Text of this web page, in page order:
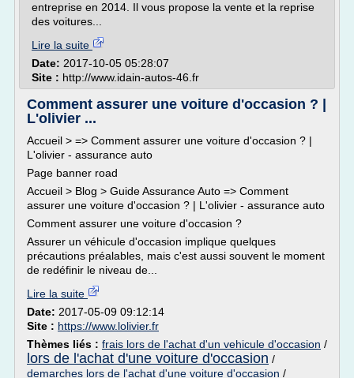
entreprise en 2014. Il vous propose la vente et la reprise
des voitures...
Lire la suite
Date: 2017-10-05 05:28:07
Site : http://www.idain-autos-46.fr
Comment assurer une voiture d'occasion ? |
L'olivier ...
Accueil > => Comment assurer une voiture d'occasion ? |
L'olivier - assurance auto
Page banner road
Accueil > Blog > Guide Assurance Auto => Comment
assurer une voiture d'occasion ? | L'olivier - assurance auto
Comment assurer une voiture d'occasion ?
Assurer un véhicule d'occasion implique quelques
précautions préalables, mais c'est aussi souvent le moment
de redéfinir le niveau de...
Lire la suite
Date: 2017-05-09 09:12:14
Site : https://www.lolivier.fr
Thèmes liés : frais lors de l'achat d'un vehicule d'occasion /
lors de l'achat d'une voiture d'occasion /
demarches lors de l'achat d'une voiture d'occasion /